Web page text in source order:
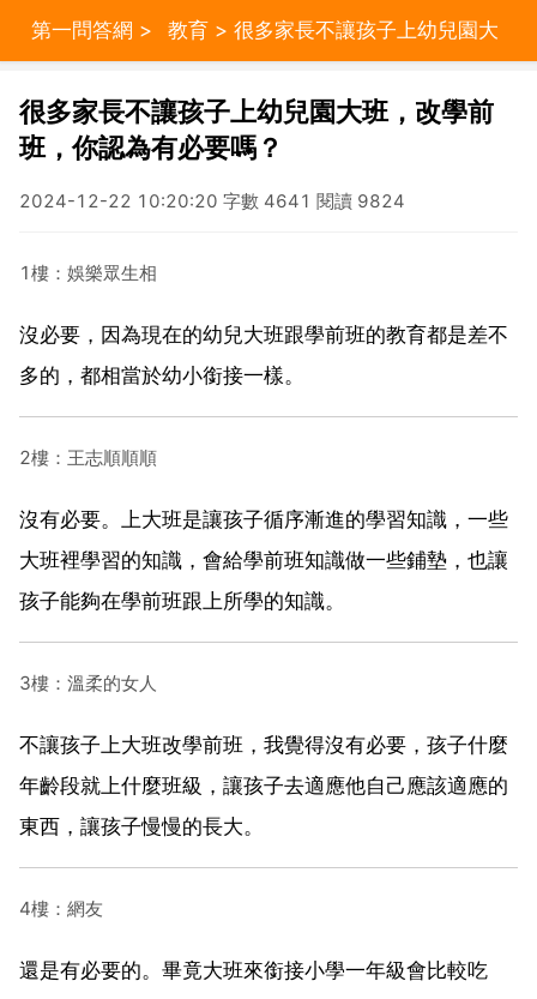
第一問答網 > 教育 > 很多家長不讓孩子上幼兒園大
班，改學前班，你認為有必要嗎？
很多家長不讓孩子上幼兒園大班，改學前
班，你認為有必要嗎？
2024-12-22 10:20:20 字數 4641 閱讀 9824
1樓：娛樂眾生相
沒必要，因為現在的幼兒大班跟學前班的教育都是差不
多的，都相當於幼小銜接一樣。
2樓：王志順順順
沒有必要。上大班是讓孩子循序漸進的學習知識，一些
大班裡學習的知識，會給學前班知識做一些鋪墊，也讓
孩子能夠在學前班跟上所學的知識。
3樓：溫柔的女人
不讓孩子上大班改學前班，我覺得沒有必要，孩子什麼
年齡段就上什麼班級，讓孩子去適應他自己應該適應的
東西，讓孩子慢慢的長大。
4樓：網友
還是有必要的。畢竟大班來銜接小學一年級會比較吃